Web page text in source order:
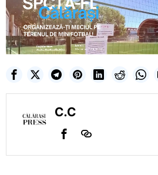
C.C